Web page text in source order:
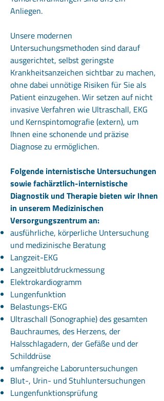
Anliegen.
Unsere modernen
Untersuchungsmethoden sind darauf
ausgerichtet, selbst geringste
Krankheitsanzeichen sichtbar zu machen,
ohne dabei unnötige Risiken für Sie als
Patient einzugehen. Wir setzen auf nicht
invasive Verfahren wie Ultraschall, EKG
und Kernspintomografie (extern), um
Ihnen eine schonende und präzise
Diagnose zu ermöglichen.
Folgende internistische Untersuchungen
sowie fachärztlich-internistische
Diagnostik und Therapie bieten wir Ihnen
in unserem Medizinischen
Versorgungszentrum an:
ausführliche, körperliche Untersuchung
und medizinische Beratung
Langzeit-EKG
Langzeitblutdruckmessung
Elektrokardiogramm
Lungenfunktion
Belastungs-EKG
Ultraschall (Sonographie) des gesamten
Bauchraumes, des Herzens, der
Halsschlagadern, der Gefäße und der
Schilddrüse
umfangreiche Laboruntersuchungen
Blut-, Urin- und Stuhluntersuchungen
Lungenfunktionsprüfung